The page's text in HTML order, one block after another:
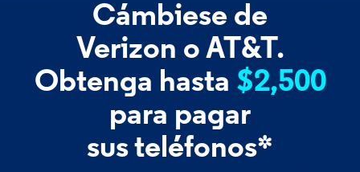
Cámbiese de
Verizon o AT&T.
Obtenga hasta $2,500
para pagar
sus teléfonos*